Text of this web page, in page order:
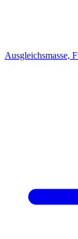
Ausgleichsmasse,